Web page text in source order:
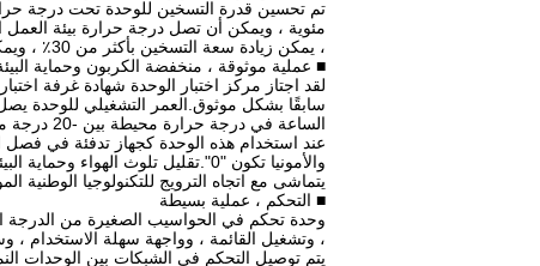
، يمكن زيادة سعة التسخين بأكثر من 30٪ ، ويمكن زيادة نسبة كفاءة الطاقة بأكثر من 20٪ ؛
■ عملية موثوقة ، منخفضة الكربون وحماية
سابقًا بشكل موثوق.العمر التشغيلي للوحدة
الساعة في درجة حرارة محيطة بين -20 درجة مئوية -43 درجة مئوية.
عند استخدام هذه الوحدة كجهاز تدفئة في فصل
والأمونيا تكون "0".تقليل تلوث
يتماشى مع اتجاه الترويج للتكنولوجيا الوطنية
■ التحكم ، عملية بسيطة
، وتشغيل القائمة ، وواجهة سهلة الاستخدام ،